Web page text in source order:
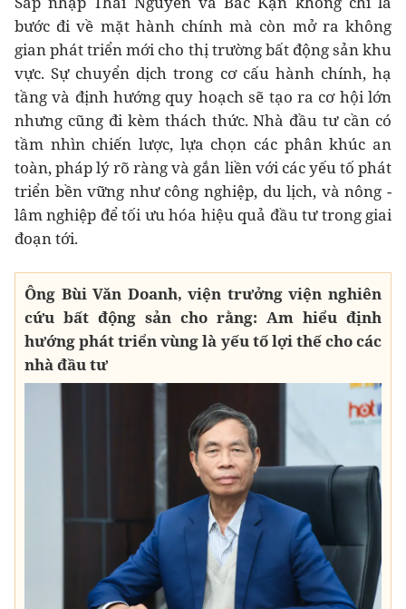
bước đi về mặt hành chính mà còn mở ra không
gian phát triển mới cho thị trường bất động sản khu
vực. Sự chuyển dịch trong cơ cấu hành chính, hạ
tầng và định hướng quy hoạch sẽ tạo ra cơ hội lớn
nhưng cũng đi kèm thách thức. Nhà đầu tư cần có
tầm nhìn chiến lược, lựa chọn các phân khúc an
toàn, pháp lý rõ ràng và gắn liền với các yếu tố phát
triển bền vững như công nghiệp, du lịch, và nông -
lâm nghiệp để tối ưu hóa hiệu quả đầu tư trong giai
đoạn tới.
Ông Bùi Văn Doanh, viện trưởng viện nghiên
cứu bất động sản cho rằng: Am hiểu định
hướng phát triển vùng là yếu tố lợi thế cho các
nhà đầu tư